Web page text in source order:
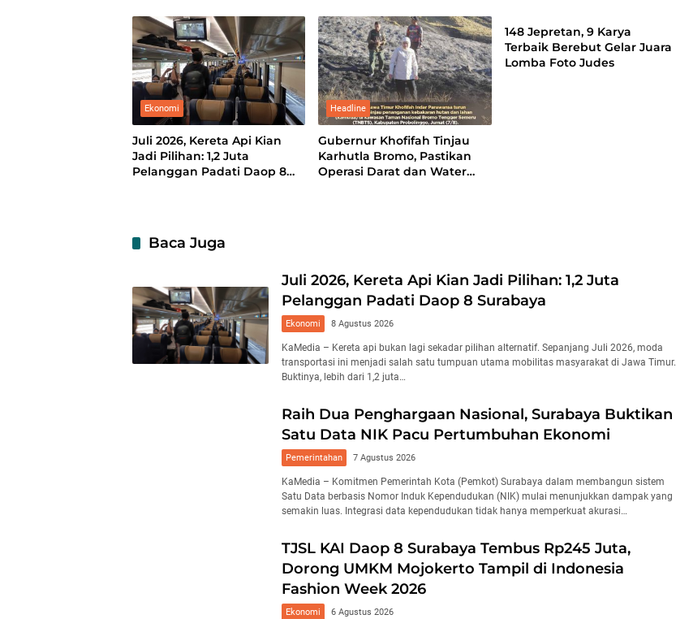
Pasaran
Ekonomi
Juli 2026, Kereta Api Kian
Jadi Pilihan: 1,2 Juta
Pelanggan Padati Daop 8
Headline
Gubernur Khofifah Tinjau
Karhutla Bromo, Pastikan
Operasi Darat dan Water
148 Jepretan, 9 Karya
Terbaik Berebut Gelar Juara
Lomba Foto Judes
Baca Juga
Juli 2026, Kereta Api Kian Jadi Pilihan: 1,2 Juta
Pelanggan Padati Daop 8 Surabaya
Ekonomi 8 Agustus 2026
KaMedia – Kereta api bukan lagi sekadar pilihan alternatif. Sepanjang Juli 2026, moda
transportasi ini menjadi salah satu tumpuan utama mobilitas masyarakat di Jawa Timur.
Buktinya, lebih dari 1,2 juta…
Raih Dua Penghargaan Nasional, Surabaya Buktikan
Satu Data NIK Pacu Pertumbuhan Ekonomi
Pemerintahan 7 Agustus 2026
KaMedia – Komitmen Pemerintah Kota (Pemkot) Surabaya dalam membangun sistem
Satu Data berbasis Nomor Induk Kependudukan (NIK) mulai menunjukkan dampak yang
semakin luas. Integrasi data kependudukan tidak hanya memperkuat akurasi…
TJSL KAI Daop 8 Surabaya Tembus Rp245 Juta,
Dorong UMKM Mojokerto Tampil di Indonesia
Fashion Week 2026
Ekonomi 6 Agustus 2026